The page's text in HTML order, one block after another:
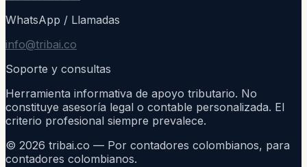
WhatsApp / Llamadas
info@tribai.co
Soporte y consultas
Herramienta informativa de apoyo tributario. No
constituye asesoría legal o contable personalizada. El
criterio profesional siempre prevalece.
© 2026 tribai.co — Por contadores colombianos, para
contadores colombianos.